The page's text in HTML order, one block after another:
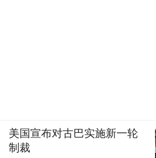
美国宣布对古巴实施新一轮
制裁